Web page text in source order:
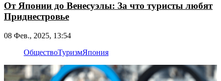
От Японии до Венесуэлы: За что туристы любят
Приднестровье
08 Фев., 2025, 13:54
ОбществоТуризмЯпония